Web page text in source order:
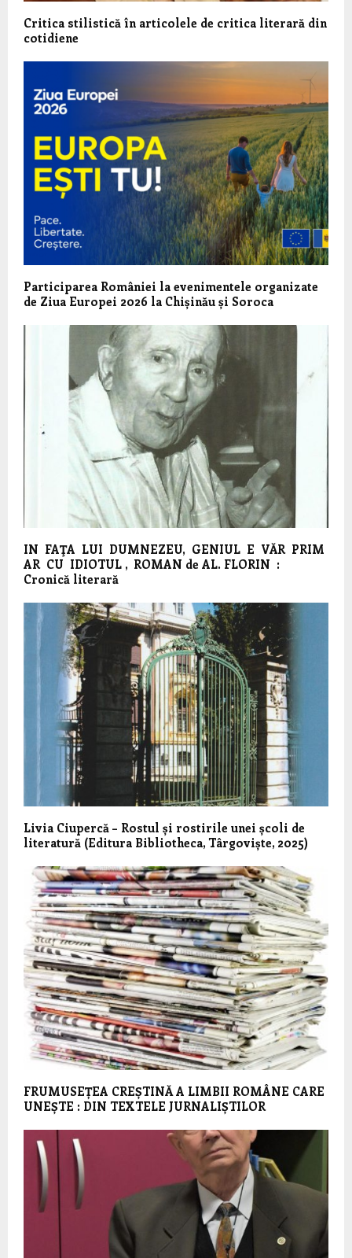
Critica stilistică în articolele de critica literară din
cotidiene
Participarea României la evenimentele organizate
de Ziua Europei 2026 la Chișinău și Soroca
IN FAŢA LUI DUMNEZEU, GENIUL E VĂR PRIM
AR CU IDIOTUL , ROMAN de AL. FLORIN :
Cronică literară
Livia Ciupercă – Rostul și rostirile unei școli de
literatură (Editura Bibliotheca, Târgoviște, 2025)
FRUMUSEȚEA CREȘTINĂ A LIMBII ROMÂNE CARE
UNEȘTE : DIN TEXTELE JURNALIȘTILOR